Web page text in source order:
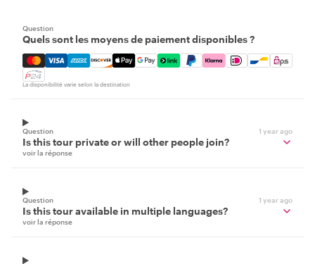
Question
Quels sont les moyens de paiement disponibles ?
Mastercard, Visa, Amex, Discover, Apple Pay, Google
La disponibilité varie selon la destination
Question 1 year ago
Is this tour private or will other people join?
voir la réponse
Question 1 year ago
Is this tour available in multiple languages?
voir la réponse